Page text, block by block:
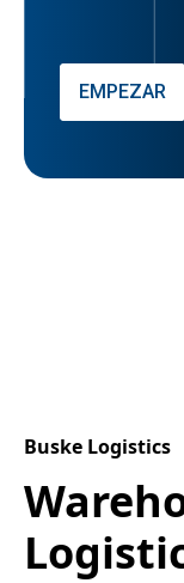
EMPEZAR
Buske Logistics